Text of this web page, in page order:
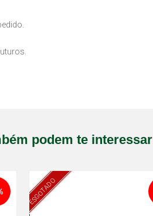
podem te interessar
ESGOTADO